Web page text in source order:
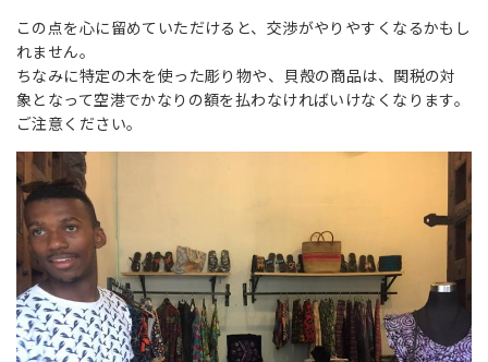
この点を心に留めていただけると、交渉がやりやすくなるかもし
れません。
ちなみに特定の木を使った彫り物や、貝殻の商品は、関税の対
象となって空港でかなりの額を払わなければいけなくなります。
ご注意ください。